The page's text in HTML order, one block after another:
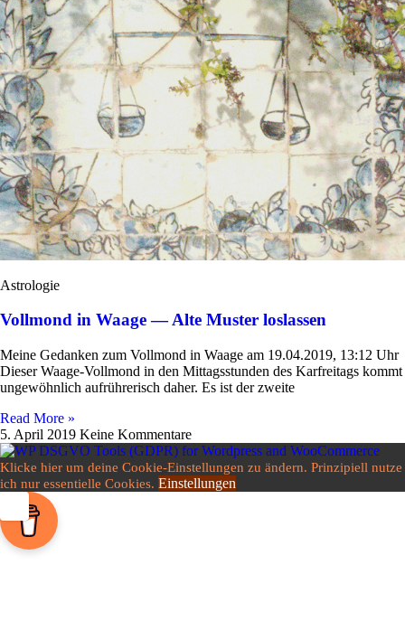
Astrologie
Vollmond in Waage — Alte Muster loslassen
Meine Gedanken zum Voll­mond in Waage am 19.04.2019, 13:12 Uhr
Dieser Waage-Vol­l­­mond in den Mit­tags­stunden des Kar­frei­tags kommt
unge­wöhn­lich auf­rüh­re­risch daher. Es ist der zweite
Read More »
5. April 2019 Keine Kommentare
Klicke hier um deine Cookie-Einstellungen zu ändern. Prinzipiell nutze
ich nur essentielle Cookies. Einstellungen